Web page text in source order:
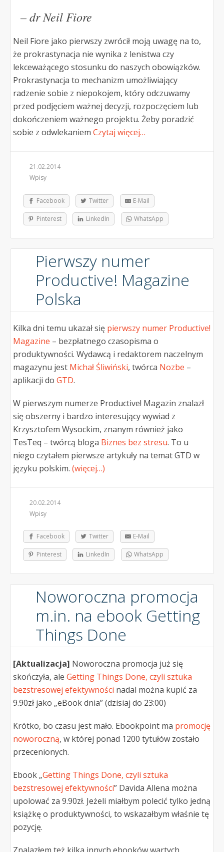
– dr Neil Fiore
Neil Fiore jako pierwszy zwrócił moją uwagę na to,
że prokrastynacja nie wynika z lenistwa czy
lekceważącego stosunku do naszych obowiązków.
Prokrastynacja to mechanizm umożliwiający
radzenie sobie z niepokojem, który odczuwamy
przed podjęciem ważnej decyzji, rozpoczęciem lub
dokończeniem ważnego projektu. Żeby poradzić
sobie z odwlekaniem Czytaj więcej…
21.02.2014
Wpisy
Facebook Twitter E-Mail
Pinterest LinkedIn WhatsApp
Pierwszy numer
Productive! Magazine
Polska
Kilka dni temu ukazał się pierwszy numer Productive!
Magazine – bezpłatnego czasopisma o
produktywności. Wydawcą i redaktorem naczelnym
magazynu jest Michał Śliwiński, twórca Nozbe –
aplikacji do GTD.
W pierwszym numerze Productive! Magazin znalazł
się obszerny i bardzo interesujący wywiad z
Krzysztofem Wysockim, znanym również jako
TesTeq – twórcą bloga Biznes bez stresu. To u
niego czytałem pierwsze artykuły na temat GTD w
języku polskim. (więcej…)
20.02.2014
Wpisy
Facebook Twitter E-Mail
Pinterest LinkedIn WhatsApp
Noworoczna promocja
m.in. na ebook Getting
Things Done
[Aktualizacja] Noworoczna promocja już się
skończyła, ale Getting Things Done, czyli sztuka
bezstresowej efektywności nadal można kupić za
9.90zł jako „eBook dnia” (dzisiaj do 23:00)
Krótko, bo czasu jest mało. Ebookpoint ma promocję
noworoczną, w której ponad 1200 tytułów zostało
przecenionych.
Ebook „Getting Things Done, czyli sztuka
bezstresowej efektywności” Davida Allena można
upolować za 9.90zł. Jeżeli miałbym polecić tylko jedną
książkę o produktywności, to wskazałbym właśnie tę
pozycję.